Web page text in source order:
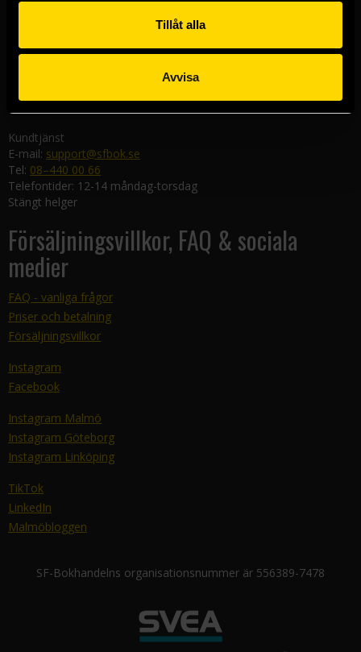
Tillåt alla
Avvisa
Malmöbutiken
582 19 Linköping
Kundtjänst
E-mail: support@sfbok.se
Tel: 08–440 00 66
Telefontider: 12-14 måndag-torsdag
Stängt helger
Försäljningsvillkor, FAQ & sociala
medier
FAQ - vanliga frågor
Priser och betalning
Försäljningsvillkor
Instagram
Facebook
Instagram Malmö
Instagram Göteborg
Instagram Linköping
TikTok
LinkedIn
Malmöbloggen
SF-Bokhandelns organisationsnummer är 556389-7478